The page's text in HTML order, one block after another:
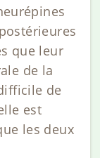
que leur
de la
de
est
les deux